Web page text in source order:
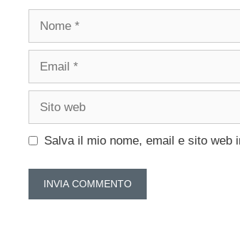
Nome
Email
Sito
Salva il mio nome, email e sito web